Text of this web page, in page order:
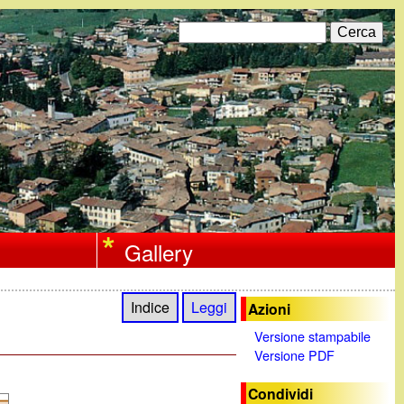
F
o
r
m
d
i
r
i
c
e
C
e
r
c
a
Gallery
Indice Leggi Azioni
Versione stampabile
Versione PDF
Condividi